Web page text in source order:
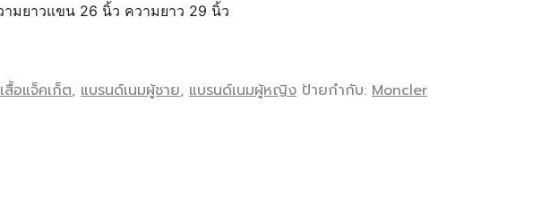
มยาวแขน 26 นิ้ว ความยาว 29 นิ้ว
เสื้อแจ็คเก็ต, แบรนด์เนมผู้ชาย, แบรนด์เนมผู้หญิง ป้ายกำกับ: Moncler